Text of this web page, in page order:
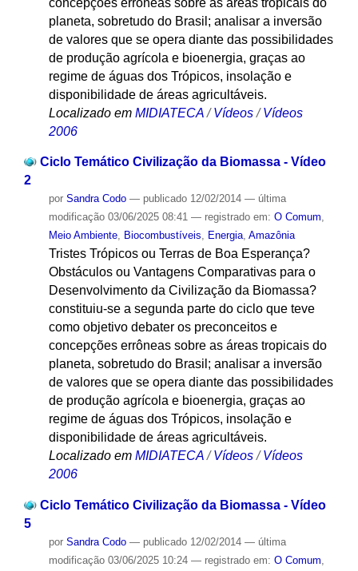
planeta, sobretudo do Brasil; analisar a inversão
de valores que se opera diante das possibilidades
de produção agrícola e bioenergia, graças ao
regime de águas dos Trópicos, insolação e
disponibilidade de áreas agricultáveis.
Localizado em MIDIATECA /Vídeos /Vídeos
2006
Ciclo Temático Civilização da Biomassa - Vídeo
2
por Sandra Codo — publicado12/02/2014 — última
modificação03/06/2025 08:41 — registrado em: O Comum,
Meio Ambiente, Biocombustíveis, Energia, Amazônia
Tristes Trópicos ou Terras de Boa Esperança?
Obstáculos ou Vantagens Comparativas para o
Desenvolvimento da Civilização da Biomassa?
constituiu-se a segunda parte do ciclo que teve
como objetivo debater os preconceitos e
concepções errôneas sobre as áreas tropicais do
planeta, sobretudo do Brasil; analisar a inversão
de valores que se opera diante das possibilidades
de produção agrícola e bioenergia, graças ao
regime de águas dos Trópicos, insolação e
disponibilidade de áreas agricultáveis.
Localizado em MIDIATECA / Vídeos / Vídeos
2006
Ciclo Temático Civilização da Biomassa - Vídeo
5
por Sandra Codo — publicado12/02/2014 — última
modificação03/06/2025 10:24 — registrado em: O Comum,